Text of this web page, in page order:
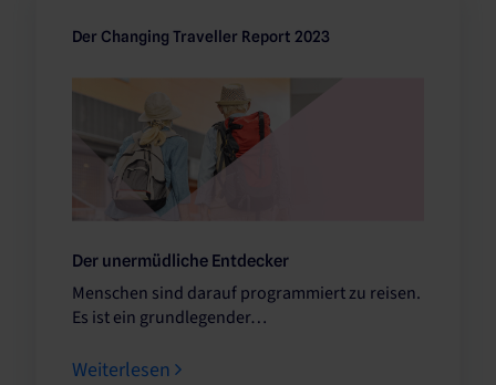
Der Changing Traveller Report 2023
Der unermüdliche Entdecker
Menschen sind darauf programmiert zu reisen.
Es ist ein grundlegender…
Weiterlesen